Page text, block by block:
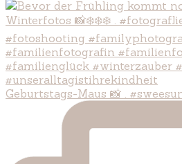
Geburtstags-Maus 📸 .